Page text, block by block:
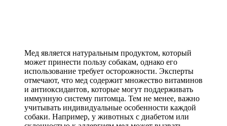
Мед является натуральным продуктом, который
может принести пользу собакам, однако его
использование требует осторожности. Эксперты
отмечают, что мед содержит множество витаминов
и антиоксидантов, которые могут поддерживать
иммунную систему питомца. Тем не менее, важно
учитывать индивидуальные особенности каждой
собаки. Например, у животных с диабетом или